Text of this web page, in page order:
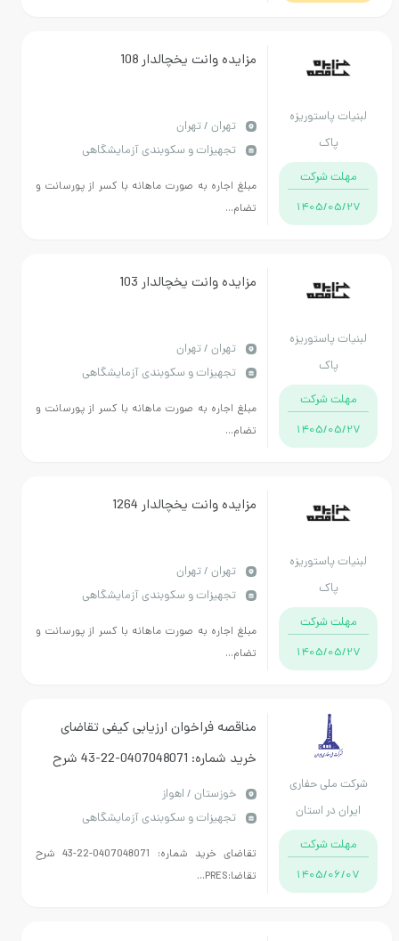
لبنیات پاستوریزه
پاک
مهلت شرکت
1405/05/27
مزایده وانت یخچالدار 108
تهران / تهران
تجهیزات و سکوبندی آزمایشگاهی
مبلغ اجاره به صورت ماهانه با کسر از پورسانت و
تضام...
لبنیات پاستوریزه
پاک
مهلت شرکت
1405/05/27
مزایده وانت یخچالدار 103
تهران / تهران
تجهیزات و سکوبندی آزمایشگاهی
مبلغ اجاره به صورت ماهانه با کسر از پورسانت و
تضام...
لبنیات پاستوریزه
پاک
مهلت شرکت
1405/05/27
مزایده وانت یخچالدار 1264
تهران / تهران
تجهیزات و سکوبندی آزمایشگاهی
مبلغ اجاره به صورت ماهانه با کسر از پورسانت و
تضام...
شرکت ملی حفاری
ایران در استان
خوزستان
مهلت شرکت
1405/06/07
مناقصه فراخوان ارزیابی کیفی تقاضای
خرید شماره: 0407048071-22-43 شرح
تقاضا:PRESSURE CONTROL EQUIPMENT
5K FOR WELL LOGGING SERVICES
خوزستان / اهواز
تجهیزات و سکوبندی آزمایشگاهی
تقاضای خرید شماره: 0407048071-22-43 شرح
تقاضا:PRES...